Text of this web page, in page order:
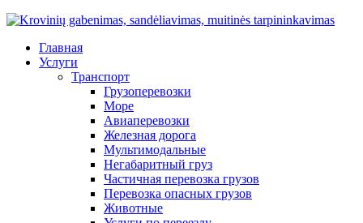
Главная
Услуги
Транспорт
Грузоперевозки
Море
Авиаперевозки
Железная дорога
Мультимодальные
Негабаритный груз
Частичная перевозка грузов
Перевозка опасных грузов
Животные